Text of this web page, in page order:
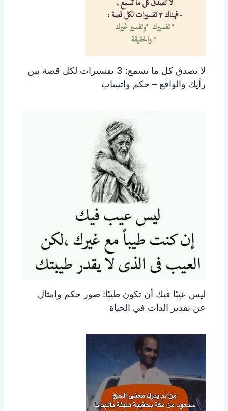
لا تصدق كل ما تسمع: 3 تفسيرات لكل قصة بين
رأيك والواقع – حكم واتساب
ليس عيبًا فيك أن تكون طيبًا: صور حكم وامثال
عن تقدير الذات في الحياة